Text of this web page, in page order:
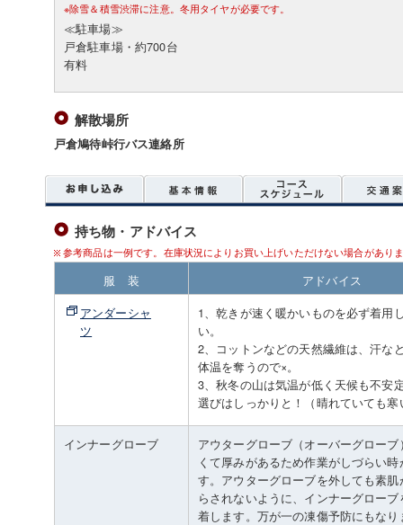
※除雪＆積雪渋滞に注意。冬用タイヤが必要です。
≪駐車場≫
戸倉駐車場・約700台
有料
解散場所
戸倉鳩待峠行バス連絡所
持ち物・アドバイス
参考商品は一例です。在庫状況によりお買い上げいただけない場合があり
服 装
アドバイス
アンダーシャ
ツ
1、乾きが速く暖かいものを必ず着用
い。
2、コットンなどの天然繊維は、汗な
体温を奪うので×。
3、秋冬の山は気温が低く天候も不安
選びはしっかりと！（晴れていても寒
インナーグローブ
アウターグローブ（オーバーグロー
くて厚みがあるため作業がしづらい
す。アウターグローブを外しても素
らされないように、インナーグロー
着します。万が一の凍傷予防にもなり